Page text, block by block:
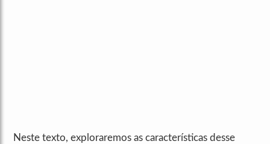
Neste texto, exploraremos as características desse